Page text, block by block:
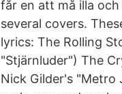
får en att må illa
several covers.
lyrics: The Rolling
"Stjärnluder") The
Nick Gilder's "Metro